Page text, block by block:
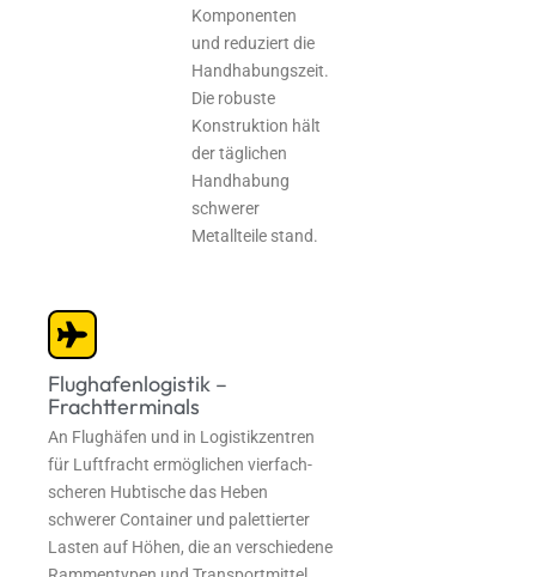
Komponenten
und reduziert die
Handhabungszeit.
Die robuste
Konstruktion hält
der täglichen
Handhabung
schwerer
Metallteile stand.
Flughafenlogistik –
Frachtterminals
An Flughäfen und in Logistikzentren
für Luftfracht ermöglichen vierfach-
scheren Hubtische das Heben
schwerer Container und palettierter
Lasten auf Höhen, die an verschiedene